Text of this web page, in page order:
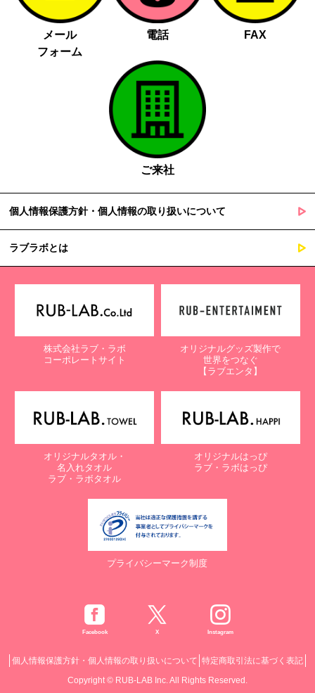
メール
フォーム
電話 FAX
ご来社
個人情報保護方針・個人情報の取り扱いについて
ラブラボとは
株式会社ラブ・ラボ
コーポレートサイト
オリジナルグッズ製作で
世界をつなぐ
【ラブエンタ】
オリジナルタオル・
名入れタオル
ラブ・ラボタオル
オリジナルはっぴ
ラブ・ラボはっぴ
プライバシーマーク制度
Facebook X Instagram
個人情報保護方針・個人情報の取り扱いについて 特定商取引法に基づく表記
Copyright © RUB-LAB Inc. All Rights Reserved.